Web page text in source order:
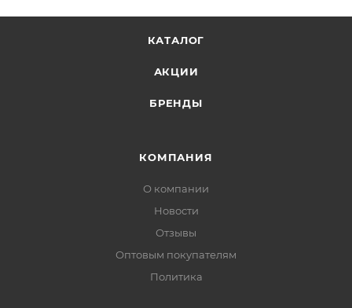
КАТАЛОГ
АКЦИИ
БРЕНДЫ
КОМПАНИЯ
О компании
Новости
Отзывы
Оптовым покупателям
Политика